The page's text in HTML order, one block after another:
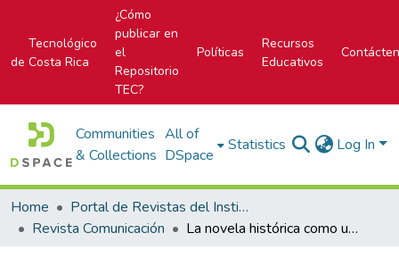
Tecnológico
de Costa Rica
¿Cómo
publicar en
el
Repositorio
TEC?
Políticas
Recursos
Educativos
Communities
& Collections
All of
DSpace
Statistics Log In
Home
Portal de Revistas del Instituto Tecnológico de Costa Rica
Revista Comunicación
La novela histórica como un espacio alternativo para la (de)construcción de identidades: sobre El año del laberinto, de Tatiana Lobo